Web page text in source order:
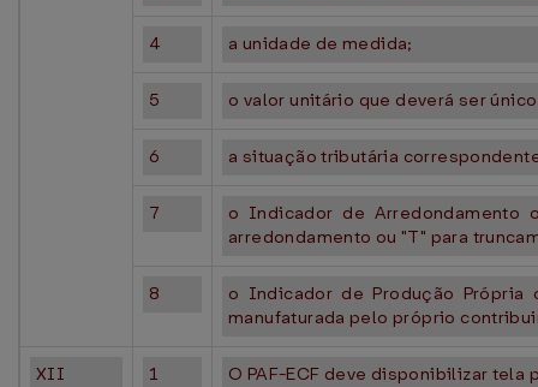
4 a unidade de medida;
5 o valor unitário que deverá ser
6 a situação tributária
7
o Indicador de Arredondamento
arredondamento ou "T" para
8
o Indicador de Produção Própria
manufaturada pelo próprio
XII 1 O PAF-ECF deve disponibilizar